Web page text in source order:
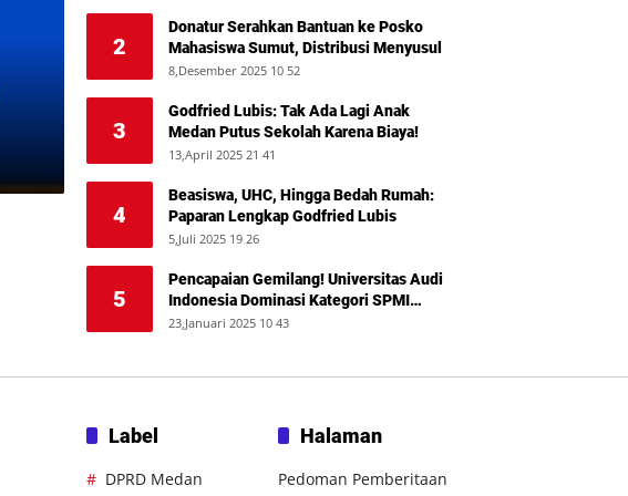
2
Donatur Serahkan Bantuan ke Posko
Mahasiswa Sumut, Distribusi Menyusul
8,Desember 2025 10 52
3
Godfried Lubis: Tak Ada Lagi Anak
Medan Putus Sekolah Karena Biaya!
13,April 2025 21 41
4
Beasiswa, UHC, Hingga Bedah Rumah:
Paparan Lengkap Godfried Lubis
5,Juli 2025 19 26
5
Pencapaian Gemilang! Universitas Audi
Indonesia Dominasi Kategori SPMI
Terbaik 2024
23,Januari 2025 10 43
Label
DPRD Medan
Halaman
Pedoman Pemberitaan